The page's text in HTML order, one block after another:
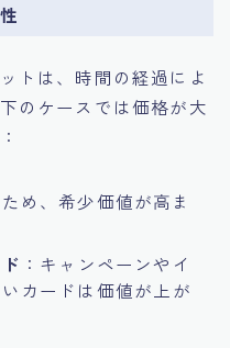
トは、時間の経過によ
のケースでは価格が大
め、希少価値が高ま
：キャンペーンやイ
カードは価値が上が